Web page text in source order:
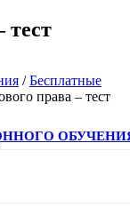
тест
/Бесплатные
права – тест